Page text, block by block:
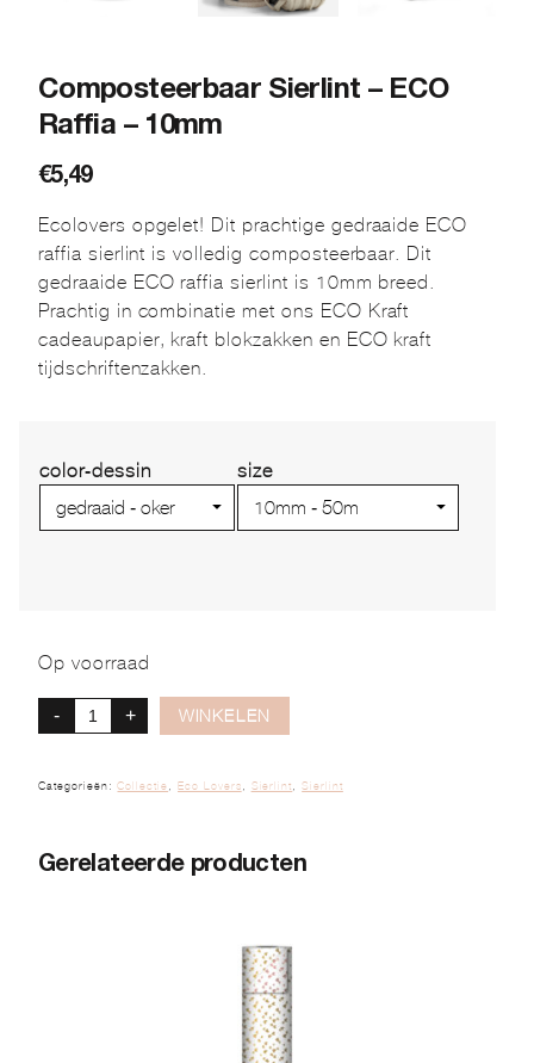
Composteerbaar Sierlint – ECO
Raffia – 10mm
€5,49
Ecolovers opgelet! Dit prachtige gedraaide ECO
raffia sierlint is volledig composteerbaar. Dit
gedraaide ECO raffia sierlint is 10mm breed.
Prachtig in combinatie met ons ECO Kraft
cadeaupapier, kraft blokzakken en ECO kraft
tijdschriftenzakken.
color-dessin size
Op voorraad
- + WINKELEN
Categorieën:Collectie Eco Lovers Sierlint ,Sierlint
Gerelateerde producten